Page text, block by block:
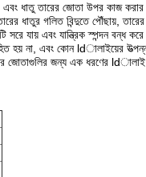
ধাতু তারের জোতা উপর কাজ করার
ধাতুর গলিত বিন্দুতে পৌঁছায়,
সরে যায় এবং যান্ত্রিক স্পন্দন বন্ধ
হয় না, এবং কোন ldালাইয়ের
জোতাগুলির জন্য এক ধরণের